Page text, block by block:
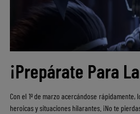
¡Prepárate Para
Con el 1º de marzo acercándose
heroicas y situaciones hilarantes. ¡No te